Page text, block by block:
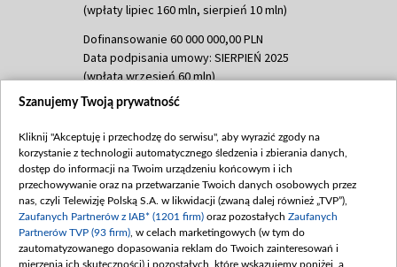
(wpłaty lipiec 160 mln, sierpień 10 mln)
Dofinansowanie 60 000 000,00 PLN
Data podpisania umowy: SIERPIEŃ 2025
(wpłata wrzesień 60 mln)
Dofinansowanie 635 783 051,21 PLN
(wpłata wrzesień 100 mln, październik 350
mln, listopad 265 mln)
Dofinansowanie 48 862 000,00 PLN
Data podpisania umowy: GRUDZIEŃ 2025
(wpłata grudzień 60,548 mln)
Dofinansowanie 900 000 000,00 PLN
Szanujemy Twoją prywatność
Kliknij "Akceptuję i przechodzę do serwisu", aby wyrazić zgody na
korzystanie z technologii automatycznego śledzenia i zbierania danych,
dostęp do informacji na Twoim urządzeniu końcowym i ich
przechowywanie oraz na przetwarzanie Twoich danych osobowych przez
nas, czyli Telewizję Polską S.A. w likwidacji (zwaną dalej również „TVP”),
Zaufanych Partnerów z IAB* (1201 firm) oraz pozostałych Zaufanych
Partnerów TVP (93 firm) , w celach marketingowych (w tym do
zautomatyzowanego dopasowania reklam do Twoich zainteresowań i
mierzenia ich skuteczności) i pozostałych, które wskazujemy poniżej, a